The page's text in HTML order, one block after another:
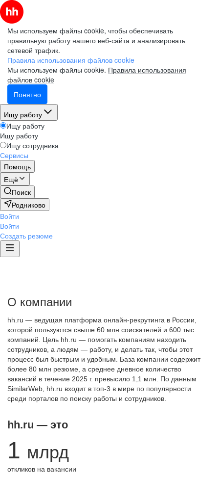
Мы используем файлы cookie, чтобы обеспечивать
правильную работу нашего веб-сайта и анализировать
сетевой трафик.
Правила использования файлов cookie
Мы используем файлы cookie. Правила использования
файлов cookie
Понятно
Ищу работу
Ищу работу
Ищу работу
Ищу сотрудника
Сервисы
Помощь
Ещё
Поиск
Родниково
Войти
Войти
Создать резюме
О компании
hh.ru — ведущая платформа онлайн-рекрутинга в России,
которой пользуются свыше 60 млн соискателей и 600 тыс.
компаний. Цель hh.ru — помогать компаниям находить
сотрудников, а людям — работу, и делать так, чтобы этот
процесс был быстрым и удобным. База компании содержит
более 80 млн резюме, а среднее дневное количество
вакансий в течение 2025 г. превысило 1,1 млн. По данным
SimilarWeb, hh.ru входит в топ-3 в мире по популярности
среди порталов по поиску работы и сотрудников.
hh.ru — это
1 млрд
откликов на вакансии